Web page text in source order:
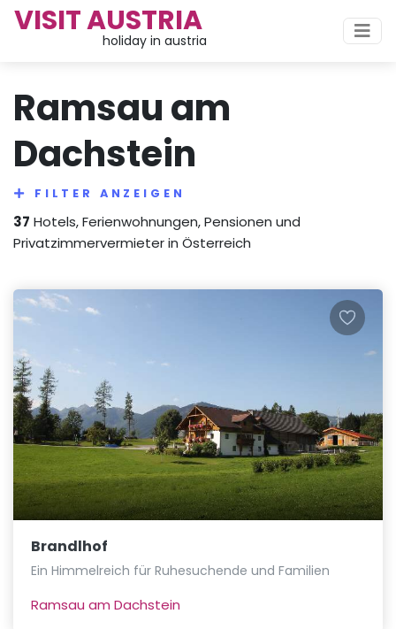
VISIT AUSTRIA
holiday in austria
Ramsau am
Dachstein
FILTER ANZEIGEN
37 Hotels, Ferienwohnungen, Pensionen und
Privatzimmervermieter in Österreich
Brandlhof
Ein Himmelreich für Ruhesuchende und Familien
Ramsau am Dachstein